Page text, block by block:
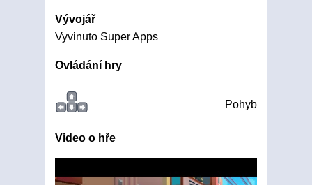
Vývojář
Vyvinuto Super Apps
Ovládání hry
Pohyb
Video o hře